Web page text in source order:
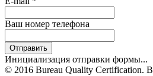
Ваш номер телефона
Отправить
Инициализация отправки формы...
© 2016 Bureau Quality Certification.